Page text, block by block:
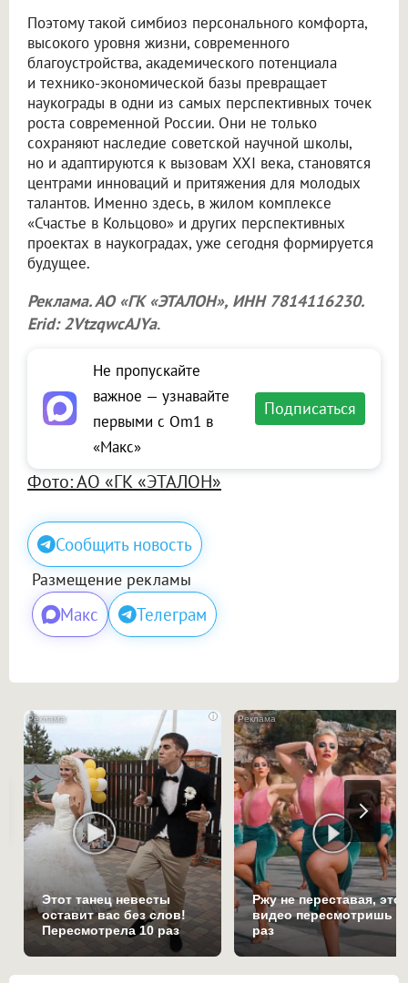
Поэтому такой симбиоз персонального комфорта,
высокого уровня жизни, современного
благоустройства, академического потенциала
и технико-экономической базы превращает
наукограды в одни из самых перспективных точек
роста современной России. Они не только
сохраняют наследие советской научной школы,
но и адаптируются к вызовам XXI века, становятся
центрами инноваций и притяжения для молодых
талантов. Именно здесь, в жилом комплексе
«Счастье в Кольцово» и других перспективных
проектах в наукоградах, уже сегодня формируется
будущее.
Реклама. АО «ГК «ЭТАЛОН», ИНН 7814116230.
Erid: 2VtzqwcAJYa.
Не пропускайте
важное — узнавайте
первыми с Om1 в
«Макс»
Подписаться
Фото: АО «ГК «ЭТАЛОН»
Сообщить новость
Размещение рекламы
Макс Телеграм
i
Этот танец невесты
оставит вас без слов!
Пересмотрела 10 раз
Ржу не переставая, это
видео пересмотришь
раз